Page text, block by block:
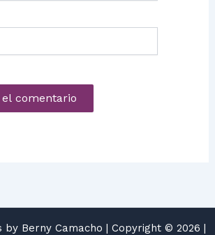
by Berny Camacho | Copyright © 2026 |